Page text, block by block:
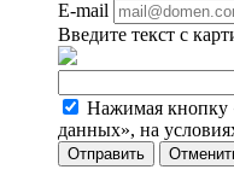
E-mail
Введите текст с
Нажимая кнопку
данных», на